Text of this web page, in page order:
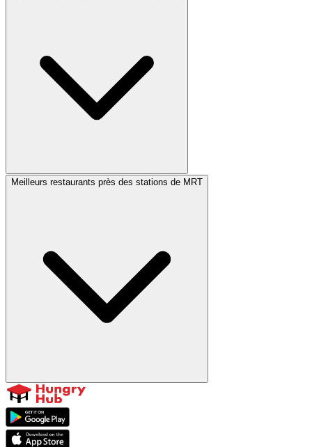
Meilleurs restaurants près des stations de MRT